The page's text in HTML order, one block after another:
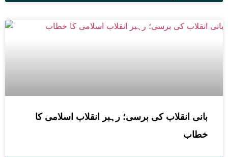
بانی انقلاب کی برسی؛ رہبر انقلاب اسلامی کا
خطاب